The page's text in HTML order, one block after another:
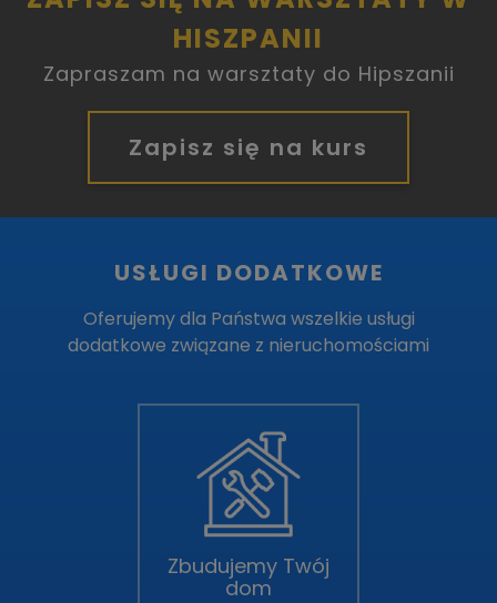
HISZPANII
Zapraszam na warsztaty do Hipszanii
Zapisz się na kurs
USŁUGI DODATKOWE
Oferujemy dla Państwa wszelkie usługi
dodatkowe związane z nieruchomościami
Zbudujemy Twój
dom